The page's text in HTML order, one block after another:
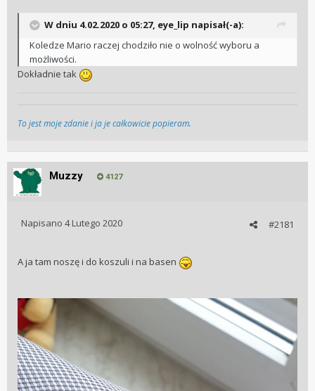
W dniu 4.02.2020 o 05:27, eye_lip napisał(-a):
Koledze Mario raczej chodziło nie o wolność wyboru a
możliwości.
Dokładnie tak
To jest moje zdanie i ja je całkowicie popieram.
Muzzy 4127
#2181
Napisano 4 Lutego 2020
A ja tam noszę i do koszuli i na basen